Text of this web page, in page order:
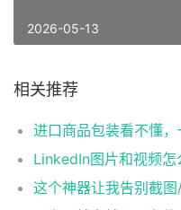
2026-05-13
相关推荐
进口商品包装看不懂